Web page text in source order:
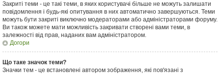
Закриті теми - це такі теми, в яких користувачі більше не можуть залишати
повідомлення і будь-які опитування в них автоматично завершуються. Теми
можуть бути закриті виключно модераторами або адміністраторами форуму.
Ви також можете мати можливість закривати створені вами теми, в
залежності від прав, наданих вам адміністратором.
Догори
Що таке значок теми?
Значки тем - це встановлені автором зображення, які пов'язані з